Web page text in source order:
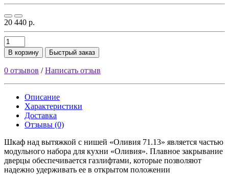
20 440 р.
В корзину Быстрый заказ
0 отзывов /Написать отзыв
Описание
Характеристики
Доставка
Отзывы (0)
Шкаф над вытяжкой с нишей «Оливия 71.13» является частью
модульного набора для кухни «Оливия». Плавное закрывание
дверцы обеспечивается газлифтами, которые позволяют
надежно удерживать ее в открытом положении